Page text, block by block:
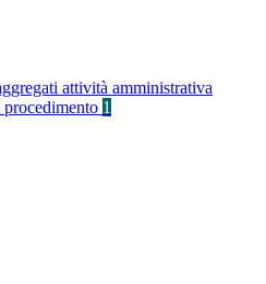
attività amministrativa
1